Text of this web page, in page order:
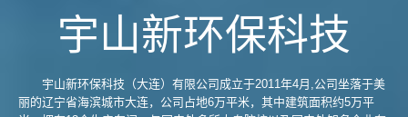
宇山新环保科技
宇山新环保科技（大连）有限公司成立于2011年4月,公司坐落于美
丽的辽宁省海滨城市大连，公司占地6万平米，其中建筑面积约5万平